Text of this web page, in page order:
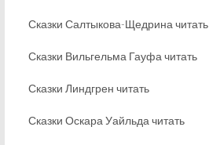
Сказки Салтыкова-Щедрина читать
Сказки Вильгельма Гауфа читать
Сказки Линдгрен читать
Сказки Оскара Уайльда читать